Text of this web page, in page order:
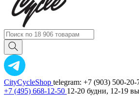
CityCycleShop telegram: +7 (903) 500-20-
+7 (495) 668-12-50 12-20 будни, 12-19